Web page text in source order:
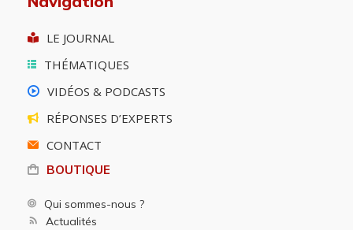
LE JOURNAL
THÉMATIQUES
VIDÉOS & PODCASTS
RÉPONSES D’EXPERTS
CONTACT
BOUTIQUE
Qui sommes-nous ?
Actualités